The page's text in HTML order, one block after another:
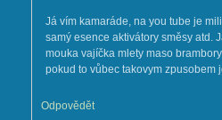
Já vím kamaráde, na you tube je
samý esence aktivátory směsy atd.
mouka vajíčka mlety maso
pokud to vůbec takovym zpusobem
Odpovědět